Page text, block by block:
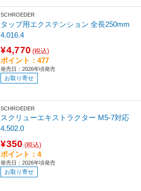
SCHROEDER
タップ用エクステンション 全長250mm
4.016.4
¥4,770 (税込)
ポイント：477
発売日：2026年頃発売
お取り寄せ
SCHROEDER
スクリューエキストラクター M5-7対応
4.502.0
¥350 (税込)
ポイント：4
発売日：2026年頃発売
お取り寄せ